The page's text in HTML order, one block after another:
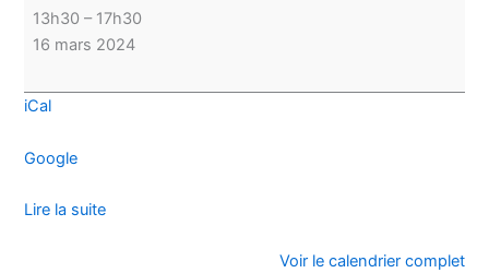
13h30 – 17h30
16 mars 2024
iCal
Google
Lire la suite
Voir le calendrier complet